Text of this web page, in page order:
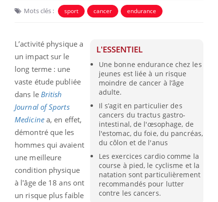
Mots clés : sport cancer endurance
L'ESSENTIEL
Une bonne endurance chez les
jeunes est liée à un risque
moindre de cancer à l’âge
adulte.
Il s’agit en particulier des
cancers du tractus gastro-
intestinal, de l'œsophage, de
l'estomac, du foie, du pancréas,
du côlon et de l'anus
Les exercices cardio comme la
course à pied, le cyclisme et la
natation sont particulièrement
recommandés pour lutter
contre les cancers.
L’activité physique a
un impact sur le
long terme : une
vaste étude publiée
dans le British
Journal of Sports
Medicine a, en effet,
démontré que les
hommes qui avaient
une meilleure
condition physique
à l'âge de 18 ans ont
un risque plus faible